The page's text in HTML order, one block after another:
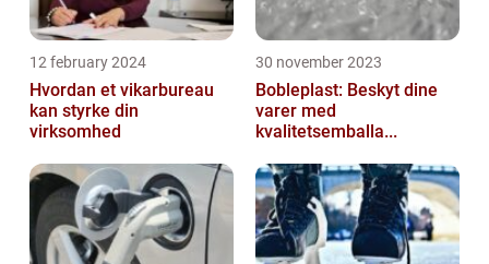
12 february 2024
Hvordan et vikarbureau
kan styrke din
virksomhed
30 november 2023
Bobleplast: Beskyt dine
varer med
kvalitetsemballa...